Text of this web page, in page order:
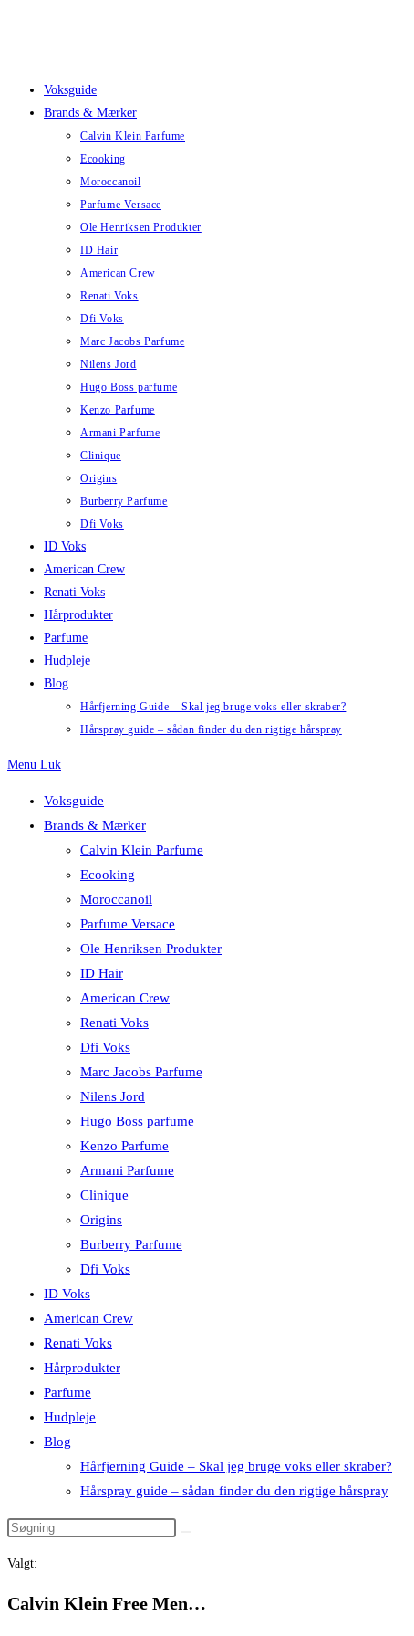
Voksguide
Brands & Mærker
Calvin Klein Parfume
Ecooking
Moroccanoil
Parfume Versace
Ole Henriksen Produkter
ID Hair
American Crew
Renati Voks
Dfi Voks
Marc Jacobs Parfume
Nilens Jord
Hugo Boss parfume
Kenzo Parfume
Armani Parfume
Clinique
Origins
Burberry Parfume
Dfi Voks
ID Voks
American Crew
Renati Voks
Hårprodukter
Parfume
Hudpleje
Blog
Hårfjerning Guide – Skal jeg bruge voks eller skraber?
Hårspray guide – sådan finder du den rigtige hårspray
Menu Luk
Voksguide
Brands & Mærker
Calvin Klein Parfume
Ecooking
Moroccanoil
Parfume Versace
Ole Henriksen Produkter
ID Hair
American Crew
Renati Voks
Dfi Voks
Marc Jacobs Parfume
Nilens Jord
Hugo Boss parfume
Kenzo Parfume
Armani Parfume
Clinique
Origins
Burberry Parfume
Dfi Voks
ID Voks
American Crew
Renati Voks
Hårprodukter
Parfume
Hudpleje
Blog
Hårfjerning Guide – Skal jeg bruge voks eller skraber?
Hårspray guide – sådan finder du den rigtige hårspray
Valgt:
Calvin Klein Free Men…